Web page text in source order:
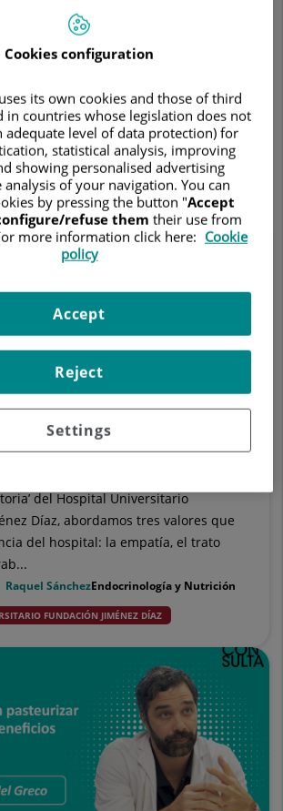
Clean search
2025
y trabajo en equipo
del Hospital Universitario
Díaz, abordamos tres valores que
del hospital: la empatía, el trato
Raquel SánchezEndocrinología y Nutrición
FUNDACIÓN JIMÉNEZ DÍAZ
Cookies configuration
its own cookies and those of third
in countries whose legislation does not
adequate level of data protection) for
statistical analysis, improving
showing personalised advertising
of your navigation. You can
by pressing the button "Accept
refuse them their use from
more information click here: Cookie
policy
Settings
Reject
Accept